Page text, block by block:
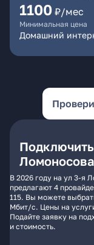
1100 ₽/мес
Минимальная цена
Домашний
В 2026 году на ул 3-я
предлагают 4
115. Вы можете
Мбит/с. Цены на
Подайте заявку на
и стоимость.